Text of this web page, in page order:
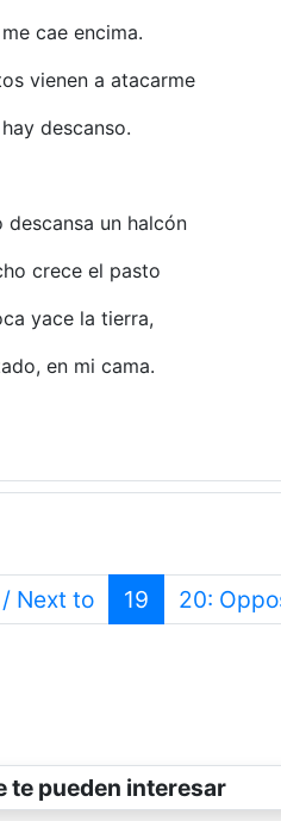
cae encima.
vienen a atacarme
descanso.
descansa un halcón
crece el pasto
yace la tierra,
en mi cama.
Next toAnterior
19 20:
te pueden interesar